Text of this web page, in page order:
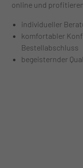
online und
individueller
komfortabler
Bestellabschluss
begeisternder